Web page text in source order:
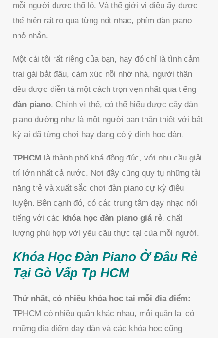
mỗi người được thổ lộ. Và thế giới vi diệu ấy được
thể hiện rất rõ qua từng nốt nhạc, phím đàn piano
nhỏ nhắn.
Một cái tôi rất riêng của bạn, hay đó chỉ là tình cảm
trai gái bắt đầu, cảm xúc nỗi nhớ nhà, người thân
đều được diễn tả một cách trọn vẹn nhất qua tiếng
đàn piano. Chính vì thế, có thể hiểu được cây đàn
piano dường như là một người bạn thân thiết với bất
kỳ ai đã từng chơi hay đang có ý định học đàn.
TPHCM là thành phố khá đông đúc, với nhu cầu giải
trí lớn nhất cả nước. Nơi đây cũng quy tụ những tài
năng trẻ và xuất sắc chơi đàn piano cự kỳ điêu
luyện. Bên cạnh đó, có các trung tâm dạy nhạc nổi
tiếng với các khóa học đàn piano giá rẻ, chất
lượng phù hợp với yêu cầu thực tại của mỗi người.
Khóa Học Đàn Piano Ở Đâu Rẻ
Tại Gò Vấp Tp HCM
Thứ nhất, có nhiều khóa học tại mỗi địa điểm:
TPHCM có nhiều quận khác nhau, mỗi quận lại có
những địa điểm dạy đàn và các khóa học cũng